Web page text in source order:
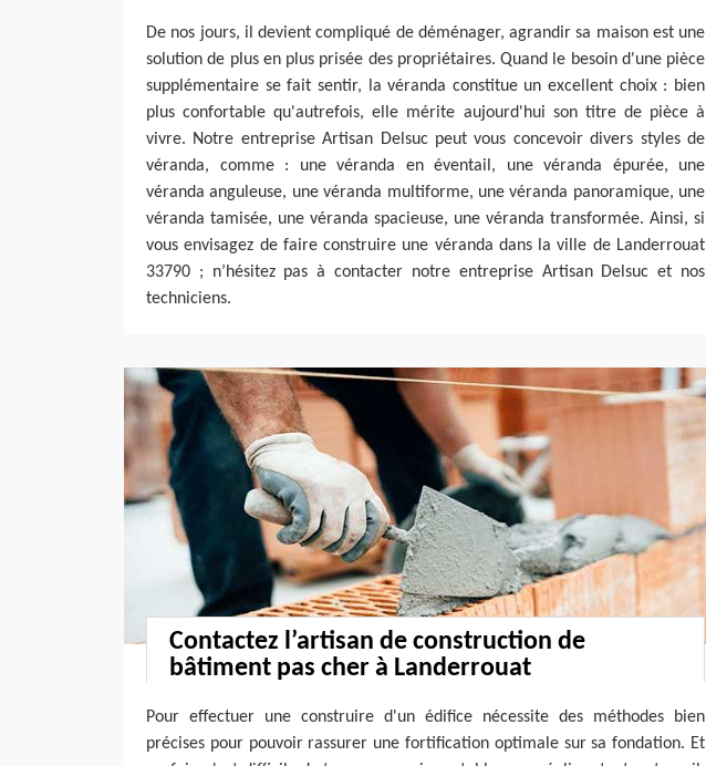
De nos jours, il devient compliqué de déménager, agrandir sa maison est une
solution de plus en plus prisée des propriétaires. Quand le besoin d'une pièce
supplémentaire se fait sentir, la véranda constitue un excellent choix : bien
plus confortable qu'autrefois, elle mérite aujourd'hui son titre de pièce à
vivre. Notre entreprise Artisan Delsuc peut vous concevoir divers styles de
véranda, comme : une véranda en éventail, une véranda épurée, une
véranda anguleuse, une véranda multiforme, une véranda panoramique, une
véranda tamisée, une véranda spacieuse, une véranda transformée. Ainsi, si
vous envisagez de faire construire une véranda dans la ville de Landerrouat
33790 ; n’hésitez pas à contacter notre entreprise Artisan Delsuc et nos
techniciens.
Contactez l’artisan de construction de
bâtiment pas cher à Landerrouat
Pour effectuer une construire d'un édifice nécessite des méthodes bien
précises pour pouvoir rassurer une fortification optimale sur sa fondation. Et